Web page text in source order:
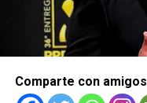
Comparte con amigos